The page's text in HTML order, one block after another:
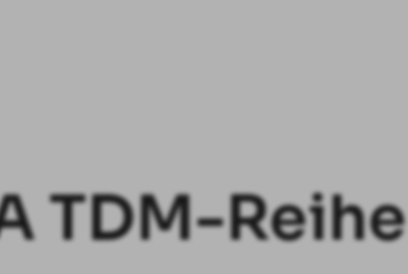
TDM-Reihe